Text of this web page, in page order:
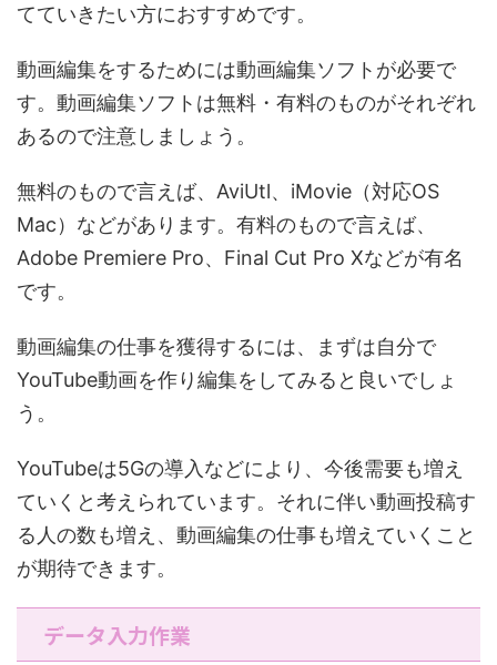
てていきたい方におすすめです。
動画編集をするためには動画編集ソフトが必要で
す。動画編集ソフトは無料・有料のものがそれぞれ
あるので注意しましょう。
無料のもので言えば、AviUtl、iMovie（対応OS
Mac）などがあります。有料のもので言えば、
Adobe Premiere Pro、Final Cut Pro Xなどが有名
です。
動画編集の仕事を獲得するには、まずは自分で
YouTube動画を作り編集をしてみると良いでしょ
う。
YouTubeは5Gの導入などにより、今後需要も増え
ていくと考えられています。それに伴い動画投稿す
る人の数も増え、動画編集の仕事も増えていくこと
が期待できます。
データ入力作業